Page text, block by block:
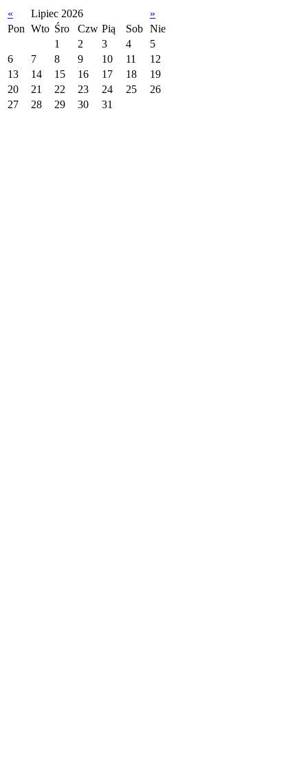
« Lipiec 2026
»
Pon Wto Śro Czw Pią Sob Nie
1
2 3 4
5
6
7 8 9 10 11
12
13
14 15 16 17 18
19
20
21 22 23 24 25
26
27
28 29 30 31